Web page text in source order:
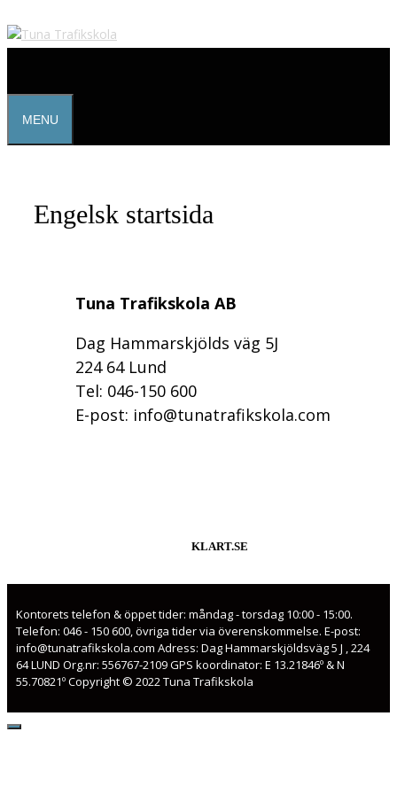
till
innehåll
MENU
Engelsk startsida
Tuna Trafikskola AB
Dag Hammarskjölds väg 5J
224 64 Lund
Tel: 046-150 600
E-post: info@tunatrafikskola.com
KLART.SE
Kontorets telefon & öppet tider: måndag - torsdag 10:00 - 15:00.
Telefon: 046 - 150 600, övriga tider via överenskommelse. E-post:
info@tunatrafikskola.com Adress: Dag Hammarskjöldsväg 5 J , 224
64 LUND Org.nr: 556767-2109 GPS koordinator: E 13.21846º & N
55.70821º Copyright © 2022 Tuna Trafikskola
Close